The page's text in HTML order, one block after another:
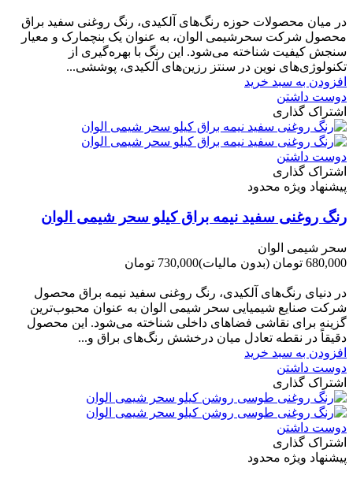
در میان محصولات حوزه رنگ‌های آلکیدی، رنگ روغنی سفید براق
محصول شرکت سحرشیمی الوان، به عنوان یک بنچمارک و معیار
سنجش کیفیت شناخته می‌شود. این رنگ با بهره‌گیری از
تکنولوژی‌های نوین در سنتز رزین‌های آلکیدی، پوششی...
افزودن به سبد خرید
دوست داشتن
اشتراک گذاری
دوست داشتن
اشتراک گذاری
پیشنهاد ویژه محدود
رنگ روغنی سفید نیمه براق کیلو سحر شیمی الوان
سحر شیمی الوان
680,000 تومان
(بدون مالیات)730,000 تومان
در دنیای رنگ‌های آلکیدی، رنگ روغنی سفید نیمه براق محصول
شرکت صنایع شیمیایی سحر شیمی الوان به عنوان محبوب‌ترین
گزینه برای نقاشی فضاهای داخلی شناخته می‌شود. این محصول
دقیقاً در نقطه تعادل میان درخشش رنگ‌های براق و...
افزودن به سبد خرید
دوست داشتن
اشتراک گذاری
دوست داشتن
اشتراک گذاری
پیشنهاد ویژه محدود